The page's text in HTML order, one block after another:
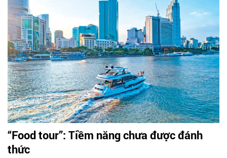
“Food tour”: Tiềm năng chưa được đánh
thức